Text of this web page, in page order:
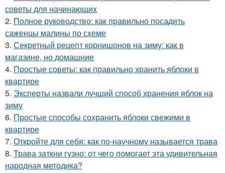
советы для начинающих
2. Полное руководство: как правильно посадить
саженцы малины по схеме
3. Секретный рецепт корнишонов на зиму: как в
магазине, но домашние
4. Простые советы: как правильно хранить яблоки в
квартире
5. Эксперты назвали лучший способ хранения яблок на
зиму
6. Простые способы сохранить яблоки свежими в
квартире
7. Откройте для себя: как по-научному называется трава
8. Трава заткни гузно: от чего помогает эта удивительная
народная методика?